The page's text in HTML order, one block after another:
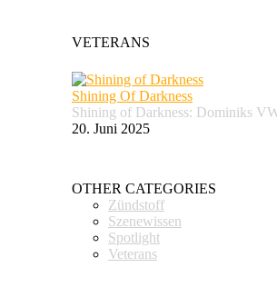
VETERANS
Shining Of Darkness
Shining of Darkness: Dominiks
20. Juni 2025
OTHER CATEGORIES
Zündstoff
Szenewissen
Spotlight
Veterans